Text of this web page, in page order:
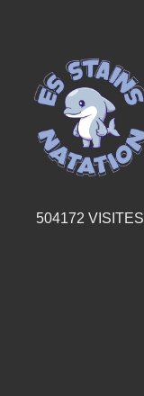
504172 VISITES